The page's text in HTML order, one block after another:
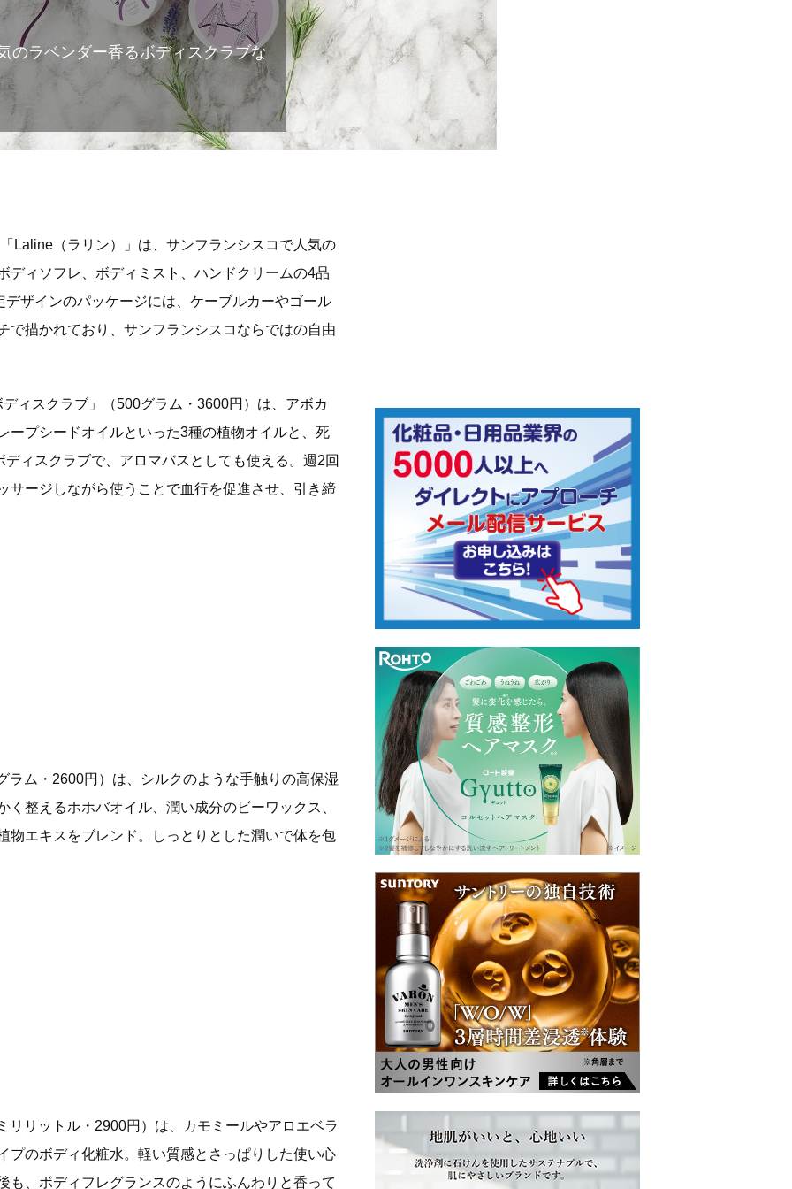
のラベンダー香るボディスクラブな
Laline（ラリン）」は、サンフランシスコで人気の
ディソフレ、ボディミスト、ハンドクリームの4品
ザインのパッケージには、ケーブルカーやゴール
で描かれており、サンフランシスコならではの自由
ィスクラブ」（500グラム・3600円）は、アボカ
ープシードオイルといった3種の植物オイルと、死
ィスクラブで、アロマバスとしても使える。週2回
サージしながら使うことで血行を促進させ、引き締
ラム・2600円）は、シルクのような手触りの高保湿
整えるホホバオイル、潤い成分のビーワックス、
物エキスをブレンド。しっとりとした潤いで体を包
リリットル・2900円）は、カモミールやアロエベラ
プのボディ化粧水。軽い質感とさっぱりした使い心
も、ボディフレグランスのようにふんわりと香って